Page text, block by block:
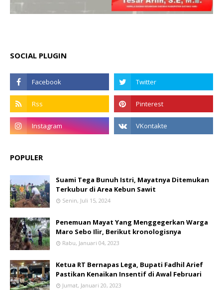
SOCIAL PLUGIN
POPULER
Suami Tega Bunuh Istri, Mayatnya Ditemukan
Terkubur di Area Kebun Sawit
Senin, Juli 15, 2024
Penemuan Mayat Yang Menggegerkan Warga
Maro Sebo Ilir, Berikut kronologisnya
Rabu, Januari 04, 2023
Ketua RT Bernapas Lega, Bupati Fadhil Arief
Pastikan Kenaikan Insentif di Awal Februari
Jumat, Januari 20, 2023